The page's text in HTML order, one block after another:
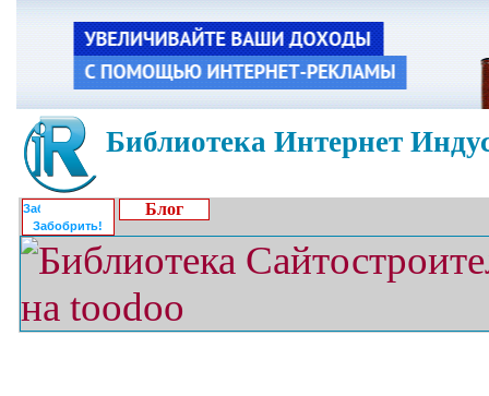
Библиотека Интернет
Забобрить!
Блог